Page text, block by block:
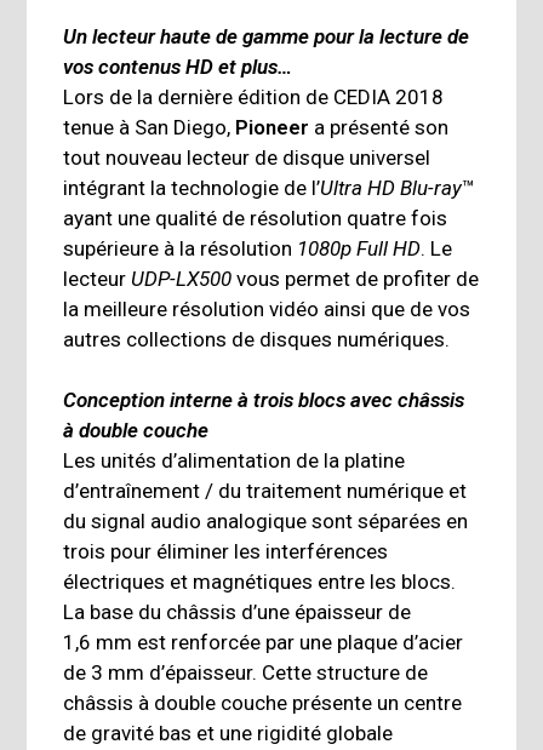
Un lecteur haute de gamme pour la lecture de
vos contenus HD et plus…
Lors de la dernière édition de CEDIA 2018
tenue à San Diego, Pioneer a présenté son
tout nouveau lecteur de disque universel
intégrant la technologie de l’Ultra HD Blu-ray™
ayant une qualité de résolution quatre fois
supérieure à la résolution 1080p Full HD. Le
lecteur UDP-LX500 vous permet de profiter de
la meilleure résolution vidéo ainsi que de vos
autres collections de disques numériques.
Conception interne à trois blocs avec châssis
à double couche
Les unités d’alimentation de la platine
d’entraînement / du traitement numérique et
du signal audio analogique sont séparées en
trois pour éliminer les interférences
électriques et magnétiques entre les blocs.
La base du châssis d’une épaisseur de
1,6 mm est renforcée par une plaque d’acier
de 3 mm d’épaisseur. Cette structure de
châssis à double couche présente un centre
de gravité bas et une rigidité globale